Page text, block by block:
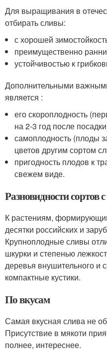
Для выращивания в
отбирать сливы:
с хорошей
преимущественно
устойчивостью к
Дополнительными
является :
его скороплодность
на 2-3 год после
самоплодность (плоды
цветов другим сортом
пригодность плодов к
свежем виде.
Разновидности сортов
К растениям,
десятки российских и
Крупноплодные сливы
шкурки и степенью
деревья внушительного и
компактные кустики.
По вкусам
Самая вкусная слива не
Присутствие в мякоти
полнее, интереснее.